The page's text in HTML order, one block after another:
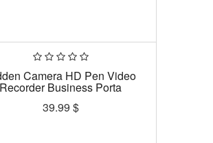
Camera HD Pen Video
Recorder Business Porta
39.99 $